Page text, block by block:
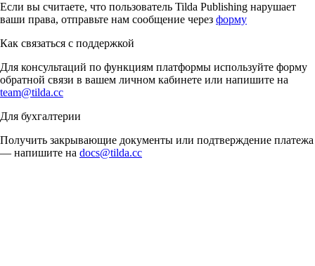
Если вы считаете, что пользователь Tilda Publishing нарушает
ваши права, отправьте нам сообщение через форму
Как связаться с поддержкой
Для консультаций по функциям платформы используйте форму
обратной связи в вашем личном кабинете или напишите на
team@tilda.cc
Для бухгалтерии
Получить закрывающие документы или подтверждение платежа
— напишите на docs@tilda.cc